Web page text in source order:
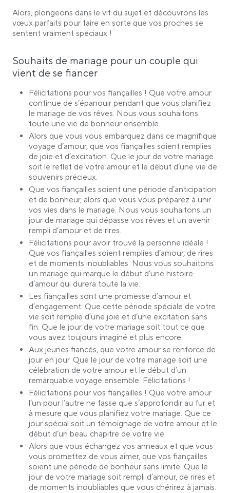
Alors, plongeons dans le vif du sujet et découvrons les
vœux parfaits pour faire en sorte que vos proches se
sentent vraiment spéciaux !
Souhaits de mariage pour un couple qui
vient de se fiancer
Félicitations pour vos fiançailles ! Que votre amour
continue de s’épanouir pendant que vous planifiez
le mariage de vos rêves. Nous vous souhaitons
toute une vie de bonheur ensemble.
Alors que vous vous embarquez dans ce magnifique
voyage d’amour, que vos fiançailles soient remplies
de joie et d’excitation. Que le jour de votre mariage
soit le reflet de votre amour et le début d’une vie de
souvenirs précieux.
Que vos fiançailles soient une période d’anticipation
et de bonheur, alors que vous vous préparez à unir
vos vies dans le mariage. Nous vous souhaitons un
jour de mariage qui dépasse vos rêves et un avenir
rempli d’amour et de rires.
Félicitations pour avoir trouvé la personne idéale !
Que vos fiançailles soient remplies d’amour, de rires
et de moments inoubliables. Nous vous souhaitons
un mariage qui marque le début d’une histoire
d’amour qui durera toute la vie.
Les fiançailles sont une promesse d’amour et
d’engagement. Que cette période spéciale de votre
vie soit remplie d’une joie et d’une excitation sans
fin. Que le jour de votre mariage soit tout ce que
vous avez toujours imaginé et plus encore.
Aux jeunes fiancés, que votre amour se renforce de
jour en jour. Que le jour de votre mariage soit une
célébration de votre amour et le début d’un
remarquable voyage ensemble. Félicitations !
Félicitations pour vos fiançailles ! Que votre amour
l’un pour l’autre ne fasse que s’approfondir au fur et
à mesure que vous planifiez votre mariage. Que ce
jour spécial soit un témoignage de votre amour et le
début d’un beau chapitre de votre vie.
Alors que vous échangez vos anneaux et que vous
vous promettez de vous aimer, que vos fiançailles
soient une période de bonheur sans limite. Que le
jour de votre mariage soit rempli d’amour, de rires et
de moments inoubliables que vous chérirez à jamais.